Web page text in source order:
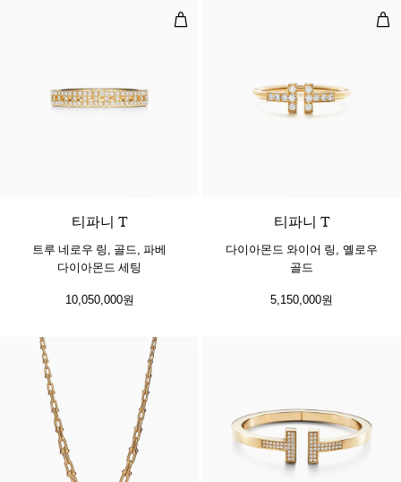
트루 네로우 링, 골드, 파베 다이아
티파니 T
트루 네로우 링, 골드, 파베
다이아몬드 세팅
10,050,000원
다
티파니 T
다이아몬드 와이어 링, 옐로우
골드
5,150,000원